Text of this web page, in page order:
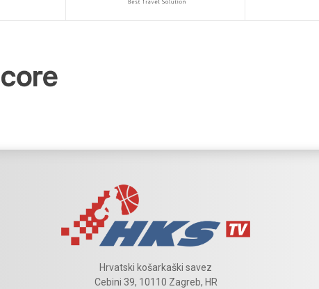
Hrvatski košarkaški savez
Cebini 39, 10110 Zagreb, HR